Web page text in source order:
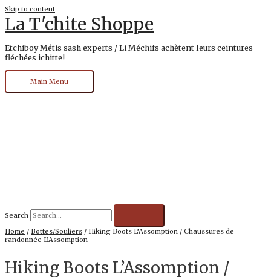
Skip to content
La T'chite Shoppe
Etchiboy Métis sash experts / Li Méchifs achètent leurs ceintures
fléchées ichitte!
Main Menu
Search
Home / Bottes/Souliers / Hiking Boots L’Assomption / Chaussures de
randonnée L’Assomption
Hiking Boots L’Assomption /